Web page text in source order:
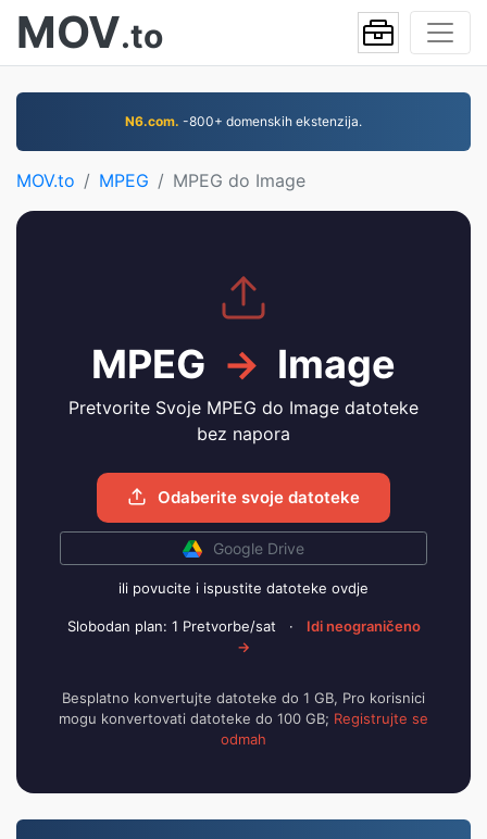
MOV.to
N6.com. -800+ domenskih ekstenzija.
MOV.to MPEG MPEG do Image
MPEG → Image
Pretvorite Svoje MPEG do Image datoteke
bez napora
Odaberite svoje datoteke
Google Drive
ili povucite i ispustite datoteke ovdje
Slobodan plan: 1 Pretvorbe/sat ·
Idi neograničeno
→
Besplatno konvertujte datoteke do 1 GB, Pro korisnici
mogu konvertovati datoteke do 100 GB; Registrujte se
odmah